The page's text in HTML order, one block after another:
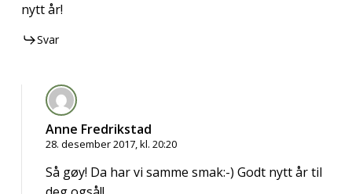
nytt år!
Svar
Anne Fredrikstad
28. desember 2017, kl. 20:20
Så gøy! Da har vi samme smak:-) Godt nytt år til